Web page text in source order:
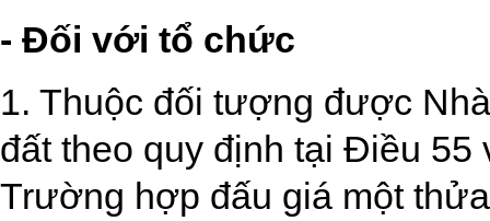
- Đối với tổ chức
1. Thuộc đối tượng được
đất theo quy định tại Điều
Trường hợp đấu giá một